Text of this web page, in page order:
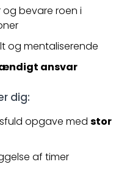
og bevare roen i
og mentaliserende
ansvar
dig:
opgave med stor
af timer